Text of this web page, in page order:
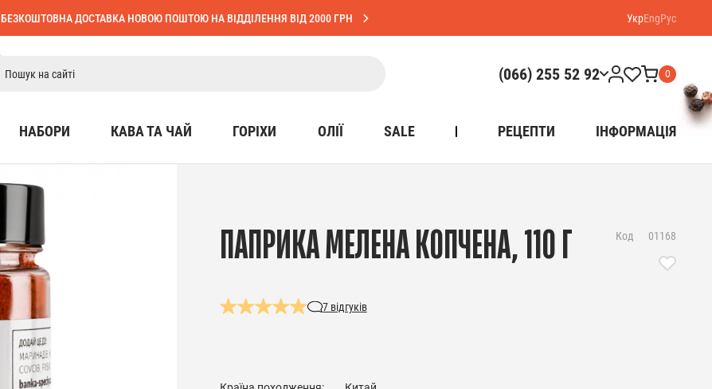
БЕЗКОШТОВНА ДОСТАВКА НОВОЮ ПОШТОЮ НА ВІДДІЛЕННЯ ВІД 2000 ГРН УкрEngРус
(066) 255 52 92 0
НАБОРИ КАВА ТА ЧАЙ ГОРІХИ ОЛІЇ SALE РЕЦЕПТИ ІНФОРМАЦІЯ
ПАПРИКА МЕЛЕНА КОПЧЕНА, 110 Г
7 відгуків
Код 01168